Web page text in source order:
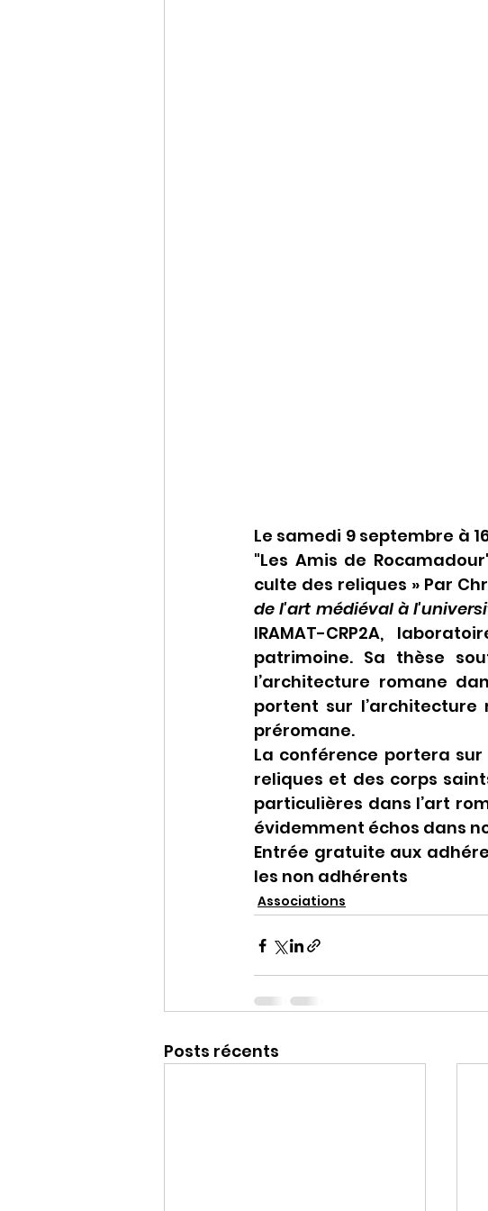
Le samedi 9 septembre à
"Les Amis de
culte des reliques » Par
de l'art médiéval à
IRAMAT-CRP2A,
patrimoine. Sa thèse
l’architecture romane
portent sur
préromane.
La conférence portera
reliques et des corps
particulières dans l’art
évidemment échos dans
Entrée gratuite aux
les non adhérents
Associations
Posts récents